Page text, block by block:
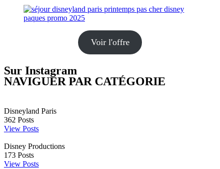
Voir l'offre
Sur Instagram
NAVIGUER PAR CATÉGORIE
Disneyland Paris
362 Posts
View Posts
Disney Productions
173 Posts
View Posts